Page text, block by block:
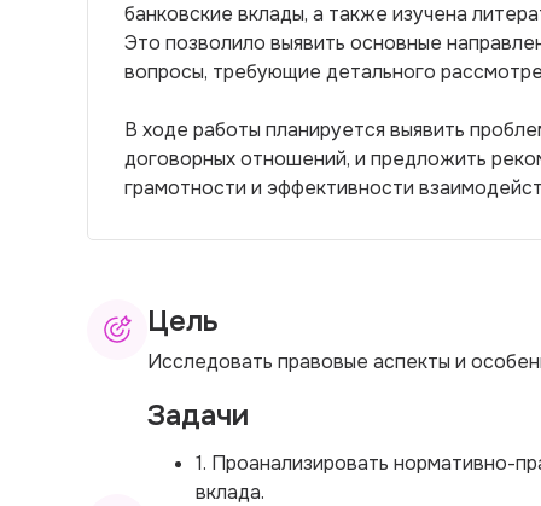
банковские вклады, а также изучена
Это позволило выявить основные
вопросы, требующие детального
В ходе работы планируется выявить
договорных отношений, и предложить
грамотности и эффективности
Цель
Исследовать правовые аспекты и
Задачи
1. Проанализировать нормативно-
вклада.